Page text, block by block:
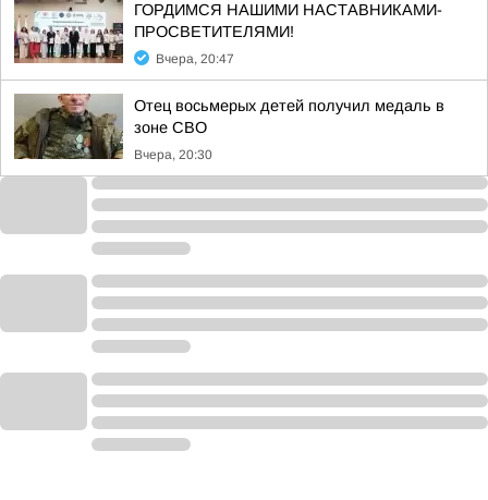
ГОРДИМСЯ НАШИМИ НАСТАВНИКАМИ-
ПРОСВЕТИТЕЛЯМИ!
Вчера, 20:47
Отец восьмерых детей получил медаль в
зоне СВО
Вчера, 20:30